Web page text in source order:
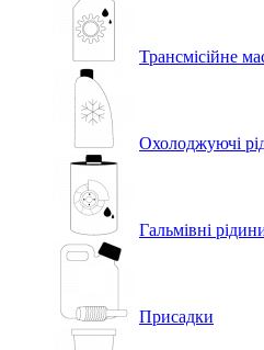
Трансмісійне
Охолоджуючі
Гальмівні
Присадки